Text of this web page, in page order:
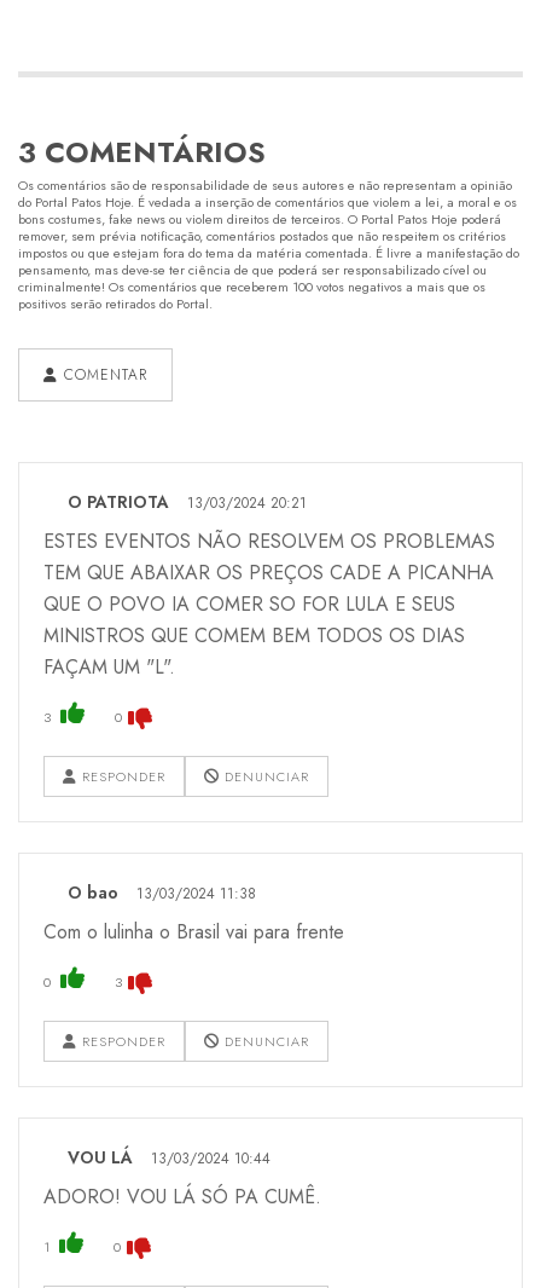
3 COMENTÁRIOS
Os comentários são de responsabilidade de seus autores e não representam a opinião
do Portal Patos Hoje. É vedada a inserção de comentários que violem a lei, a moral e os
bons costumes, fake news ou violem direitos de terceiros. O Portal Patos Hoje poderá
remover, sem prévia notificação, comentários postados que não respeitem os critérios
impostos ou que estejam fora do tema da matéria comentada. É livre a manifestação do
pensamento, mas deve-se ter ciência de que poderá ser responsabilizado cível ou
criminalmente! Os comentários que receberem 100 votos negativos a mais que os
positivos serão retirados do Portal.
COMENTAR
O PATRIOTA 13/03/2024 20:21
ESTES EVENTOS NÃO RESOLVEM OS PROBLEMAS
TEM QUE ABAIXAR OS PREÇOS CADE A PICANHA
QUE O POVO IA COMER SO FOR LULA E SEUS
MINISTROS QUE COMEM BEM TODOS OS DIAS
FAÇAM UM "L".
3 0
RESPONDER DENUNCIAR
O bao 13/03/2024 11:38
Com o lulinha o Brasil vai para frente
0 3
RESPONDER DENUNCIAR
VOU LÁ 13/03/2024 10:44
ADORO! VOU LÁ SÓ PA CUMÊ.
1 0